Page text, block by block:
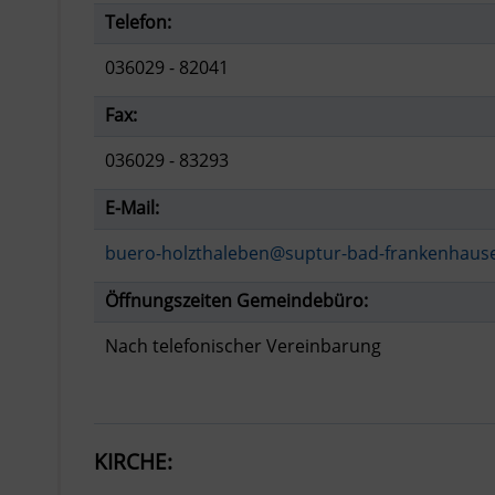
Telefon:
036029 - 82041
Fax:
036029 - 83293
E-Mail:
buero-holzthaleben@suptur-bad-
Öffnungszeiten Gemeindebüro:
Nach telefonischer Vereinbarung
KIRCHE: